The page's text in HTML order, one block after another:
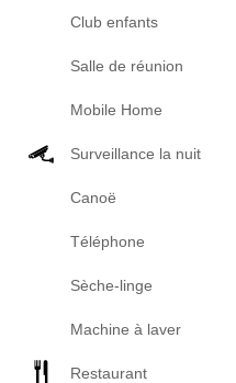
Club enfants
Salle de réunion
Mobile Home
Surveillance la nuit
Canoë
Téléphone
Sèche-linge
Machine à laver
Restaurant